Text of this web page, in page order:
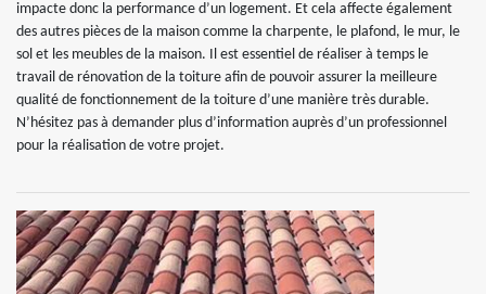
impacte donc la performance d’un logement. Et cela affecte également
des autres pièces de la maison comme la charpente, le plafond, le mur, le
sol et les meubles de la maison. Il est essentiel de réaliser à temps le
travail de rénovation de la toiture afin de pouvoir assurer la meilleure
qualité de fonctionnement de la toiture d’une manière très durable.
N’hésitez pas à demander plus d’information auprès d’un professionnel
pour la réalisation de votre projet.